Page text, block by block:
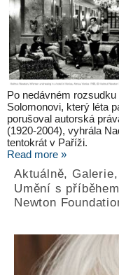
Po nedávném
Solomonovi, který léta
porušoval autorská
(1920-2004), vyhrála
tentokrát v Paříži.
Read more »
Aktuálně, Galerie,
Umění s příběhem
Newton